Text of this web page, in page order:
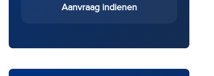
Aanvraag indienen